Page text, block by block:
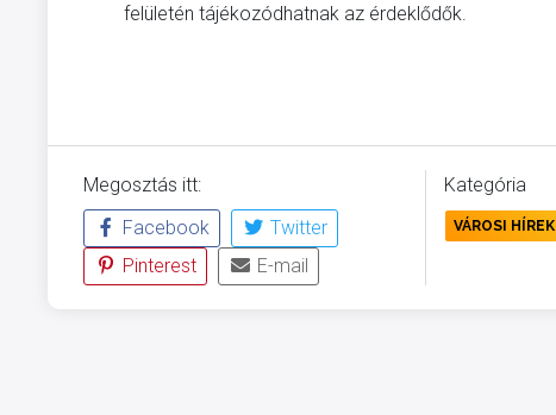
felületén tájékozódhatnak az érdeklődők.
Megosztás itt:
Facebook
Twitter
Pinterest
E-mail
Kategória
VÁROSI HÍREK